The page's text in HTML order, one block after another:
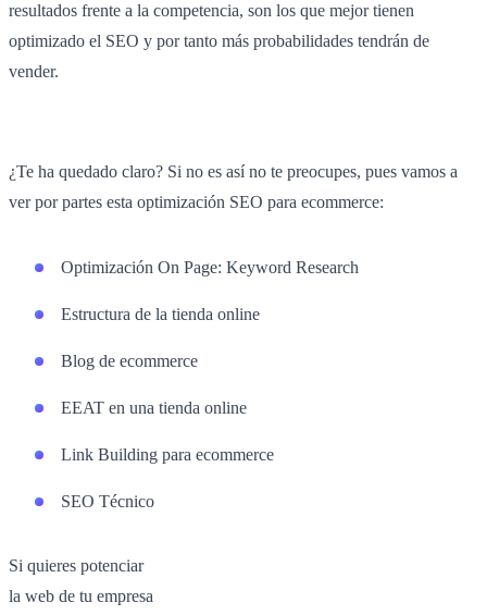
resultados frente a la competencia, son los que mejor tienen
optimizado el SEO y por tanto más probabilidades tendrán de
vender.
¿Te ha quedado claro? Si no es así no te preocupes, pues vamos a
ver por partes esta optimización SEO para ecommerce:
Optimización On Page: Keyword Research
Estructura de la tienda online
Blog de ecommerce
EEAT en una tienda online
Link Building para ecommerce
SEO Técnico
Si quieres potenciar
la web de tu empresa